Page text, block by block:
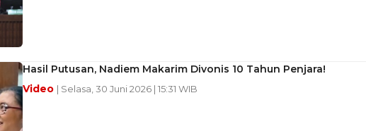
Hasil Putusan, Nadiem Makarim Divonis 10 Tahun Penjara!
Video | Selasa, 30 Juni 2026 | 15:31 WIB